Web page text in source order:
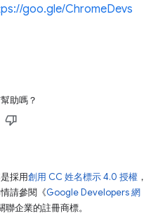
goo.gle/ChromeDevs
助嗎？
採用創用 CC 姓名標示 4.0 授權 ，
請參閱《Google Developers 網
企業的註冊商標。